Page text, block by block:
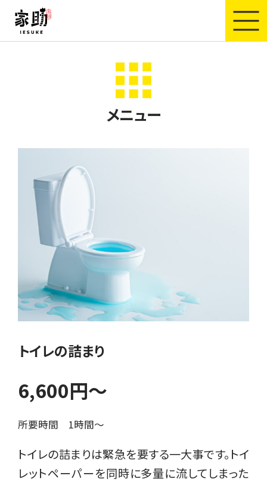
メニュー
トイレの詰まり
6,600円〜
所要時間 1時間〜
トイレの詰まりは緊急を要する一大事です。トイ
レットペーパーを同時に多量に流してしまった